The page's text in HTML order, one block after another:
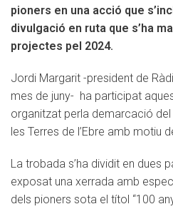
pioners en una acció que
divulgació en ruta que s’ha
projectes pel 2024.
Jordi Margarit -president de
mes de juny- ha participat
organitzat perla demarcació del
les Terres de l’Ebre amb motiu
La trobada s’ha dividit en dues
exposat una xerrada amb
dels pioners sota el títol “100